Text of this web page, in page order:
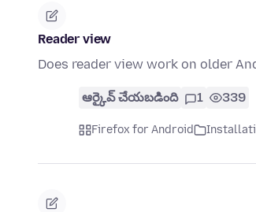
Reader view
Does reader view work on older
ఆర్కైవ్ చేయబడింది 1 339
Firefox for Android